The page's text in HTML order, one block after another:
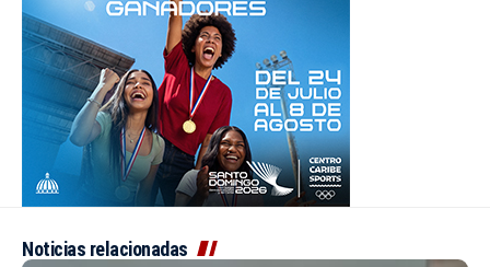
Noticias relacionadas